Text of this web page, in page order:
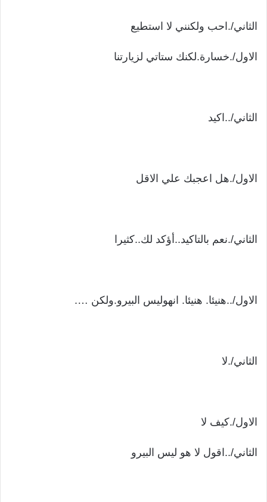
الثاني/.احب ولكنني لا استطيع
الاول/.خسارة.لكنك ستاتي لزيارتنا
الثاني/..اكيد
الاول/.هل اعجبك علي الاقل
الثاني/.نعم بالتاكيد..أؤكد لك..كثيرا
الاول/..هنيئا. هنيئا. انهوليس البيرو.ولكن ….
الثاني/.لا
الاول/.كيف لا
الثاني/..اقول لا هو ليس البيرو